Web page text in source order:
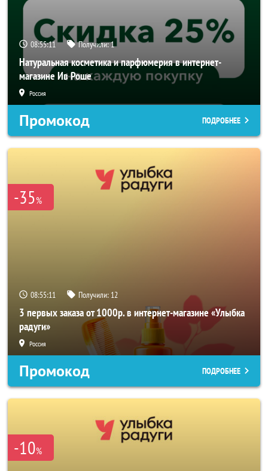
08:55:09 Получили:1
Натуральная косметика и парфюмерия в интернет-
магазине Ив Роше
Россия
Промокод ПОДРОБНЕЕ
-35%
08:55:09 Получили: 12
3 первых заказа от 1000р. в интернет-магазине «Улыбка
радуги»
Россия
Промокод ПОДРОБНЕЕ
-10%